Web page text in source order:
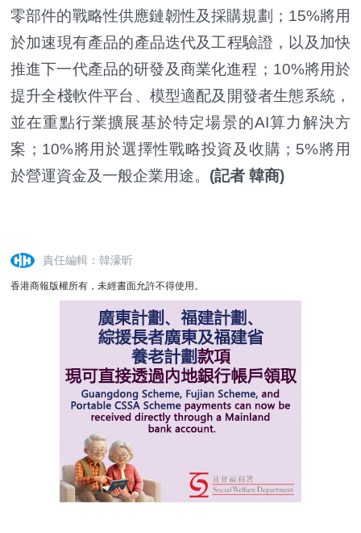
零部件的戰略性供應鏈韌性及採購規劃；15%將用
於加速現有產品的產品迭代及工程驗證，以及加快
推進下一代產品的研發及商業化進程；10%將用於
提升全棧軟件平台、模型適配及開發者生態系統，
並在重點行業擴展基於特定場景的AI算力解決方
案；10%將用於選擇性戰略投資及收購；5%將用
於營運資金及一般企業用途。 (記者 韓商)
責任編輯：韓濠昕
香港商報版權所有，未經書面允許不得使用。